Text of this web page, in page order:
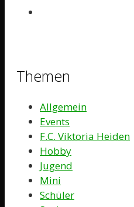
Themen
Allgemein
Events
F.C. Viktoria Heiden
Hobby
Jugend
Mini
Schüler